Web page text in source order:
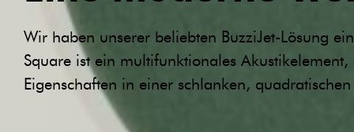
Square:
Wir haben unserer beliebten BuzziJet-Lösung
Square ist ein multifunktionales
Eigenschaften in einer schlanken,